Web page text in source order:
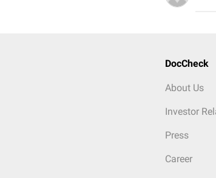
DocCheck
About Us
Investor
Press
Career